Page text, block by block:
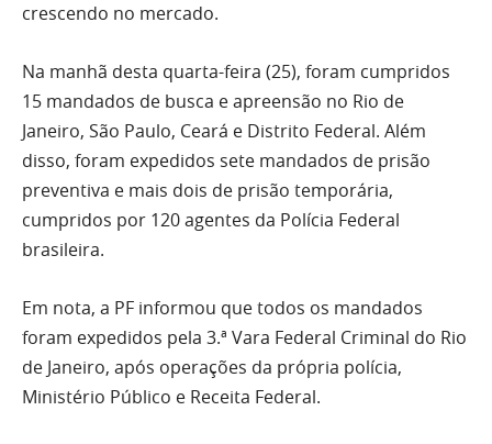
crescendo no mercado.
Na manhã desta quarta-feira (25), foram cumpridos
15 mandados de busca e apreensão no Rio de
Janeiro, São Paulo, Ceará e Distrito Federal. Além
disso, foram expedidos sete mandados de prisão
preventiva e mais dois de prisão temporária,
cumpridos por 120 agentes da Polícia Federal
brasileira.
Em nota, a PF informou que todos os mandados
foram expedidos pela 3.ª Vara Federal Criminal do Rio
de Janeiro, após operações da própria polícia,
Ministério Público e Receita Federal.